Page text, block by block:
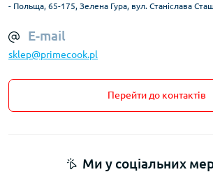
- Польща, 65-175, Зелена Гура, вул. Станіслава
E-mail
sklep@primecook.pl
Перейти до контактів
Ми у соціальних